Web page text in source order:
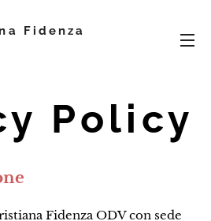
Fidenza
Policy
Fidenza ODV con sede